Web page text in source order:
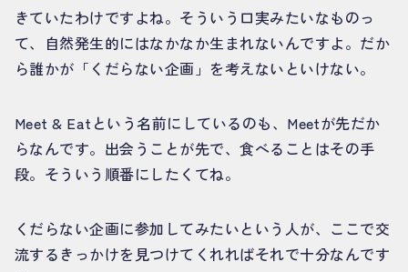
きていたわけですよね。そういう口実みたいなものっ
て、自然発生的にはなかなか生まれないんですよ。だか
ら誰かが「くだらない企画」を考えないといけない。
Meet & Eatという名前にしているのも、Meetが先だか
らなんです。出会うことが先で、食べることはその手
段。そういう順番にしたくてね。
くだらない企画に参加してみたいという人が、ここで交
流するきっかけを見つけてくれればそれで十分なんです